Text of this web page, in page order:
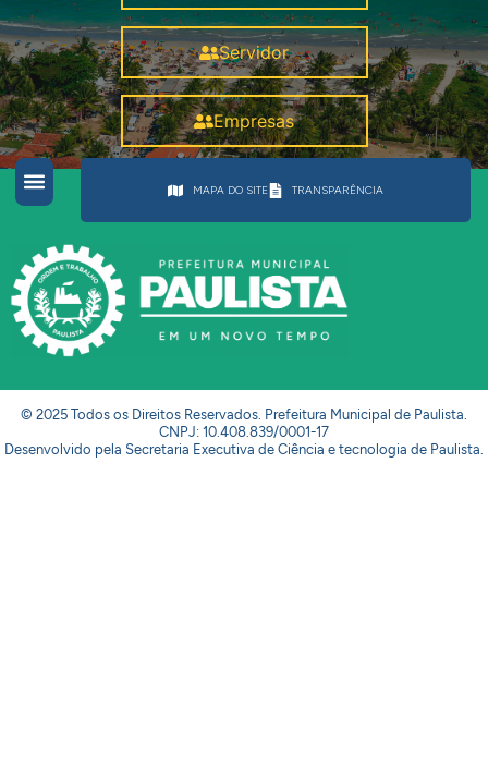
Servidor
Empresas
MAPA DO SITE TRANSPARÊNCIA
© 2025 Todos os Direitos Reservados. Prefeitura Municipal de Paulista.
CNPJ: 10.408.839/0001-17
Desenvolvido pela Secretaria Executiva de Ciência e tecnologia de Paulista.